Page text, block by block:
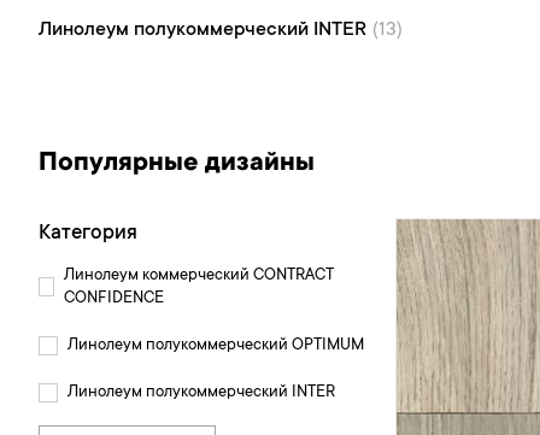
Линолеум полукоммерческий INTER (13)
Популярные дизайны
Категория
Линолеум коммерческий CONTRACT
CONFIDENCE
Линолеум полукоммерческий OPTIMUM
Линолеум полукоммерческий INTER